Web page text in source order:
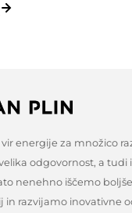
energije za množico
odgovornost, a tudi
nenehno iščemo
in razvijamo inovativne